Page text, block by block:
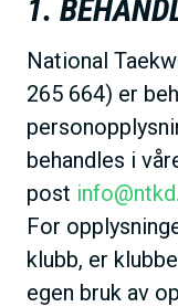
1.
National
265 664) er
behandles i
post
For
klubb, er
egen bruk av